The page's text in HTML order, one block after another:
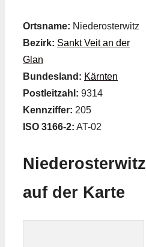
Ortsname: Niederosterwitz
Bezirk: Sankt Veit an der
Glan
Bundesland: Kärnten
Postleitzahl: 9314
Kennziffer: 205
ISO 3166-2: AT-02
Niederosterwitz
auf der Karte